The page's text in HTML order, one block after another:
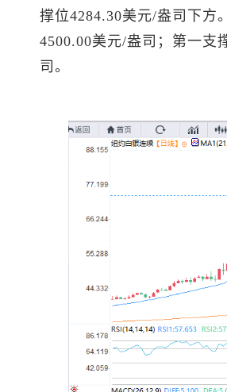
撑位4284.30美元/盎司下方
4500.00美元/盎司；第一支
司。